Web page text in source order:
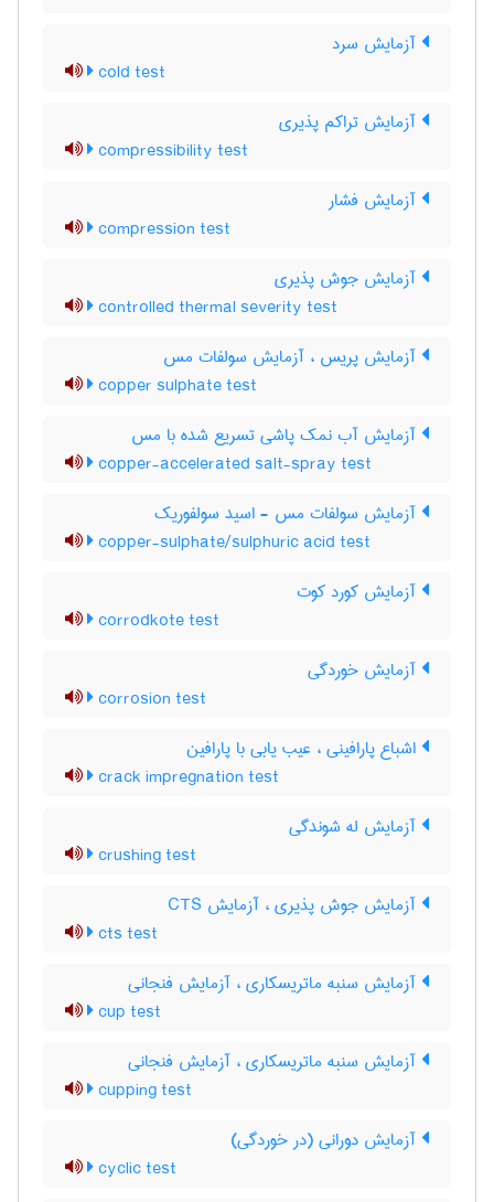
آزمایش سرد
cold test
آزمایش تراکم پذیری
compressibility test
آزمایش فشار
compression test
آزمایش جوش پذیری
controlled thermal severity test
آزمایش پریس ، آزمایش سولفات مس
copper sulphate test
آزمایش آب نمک پاشی تسریع شده با مس
copper-accelerated salt-spray test
آزمایش سولفات مس - اسید سولفوریک
copper-sulphate/sulphuric acid test
آزمایش کورد کوت
corrodkote test
آزمایش خوردگی
corrosion test
اشباع پارافینی ، عیب یابی با پارافین
crack impregnation test
آزمایش له شوندگی
crushing test
آزمایش جوش پذیری ، آزمایش CTS
cts test
آزمایش سنبه ماتریسکاری ، آزمایش فنجانی
cup test
آزمایش سنبه ماتریسکاری ، آزمایش فنجانی
cupping test
آزمایش دورانی (در خوردگی)
cyclic test